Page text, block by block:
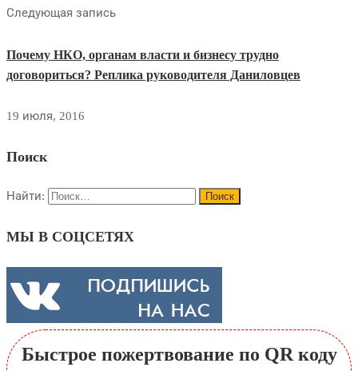
Следующая запись
Почему НКО, органам власти и бизнесу трудно
договориться? Реплика руководителя Даниловцев
19 июля, 2016
Поиск
Найти:
МЫ В СОЦСЕТЯХ
Быстрое пожертвование по QR коду